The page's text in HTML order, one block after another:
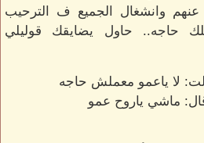
عنهم وانشغال الجميع ف الترحيب
حاجه.. حاول يضايقك قوليلي
لا ياعمو معملش حاجه
ماشي ياروح عمو